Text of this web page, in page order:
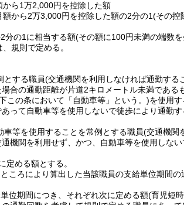
ら1万2,000円を控除した額
から2万3,000円を控除した額の2分の1(その控
分の1に相当する額(その額に100円未満の端数
規則で定める。
とする職員(交通機関を利用しなければ通勤する
合の通勤距離が片道2キロメートル未満である
この条において「自動車等」という。)を使用
って自動車等を使用しないで徒歩により通勤
等を使用することを常例とする職員(交通機関
機関を利用せず、かつ、自動車等を使用しな
定める額とする。
ろにより算出した当該職員の支給単位期間
位期間につき、それぞれ次に定める額(育児短